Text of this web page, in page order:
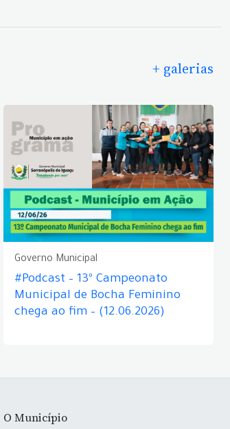
+ galerias
Governo Municipal
#Podcast – 13º Campeonato
Municipal de Bocha Feminino
chega ao fim – (12.06.2026)
O Município